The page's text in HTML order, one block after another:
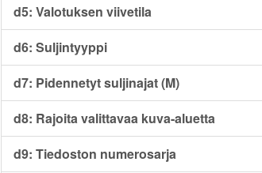
d5: Valotuksen viivetila
d6: Suljintyyppi
d7: Pidennetyt suljinajat (M)
d8: Rajoita valittavaa kuva-aluetta
d9: Tiedoston numerosarja